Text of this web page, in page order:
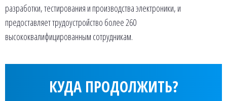
разработки, тестирования и производства электроники, и
предоставляет трудоустройство более 260
высококвалифицированным сотрудникам.
КУДА ПРОДОЛЖИТЬ?